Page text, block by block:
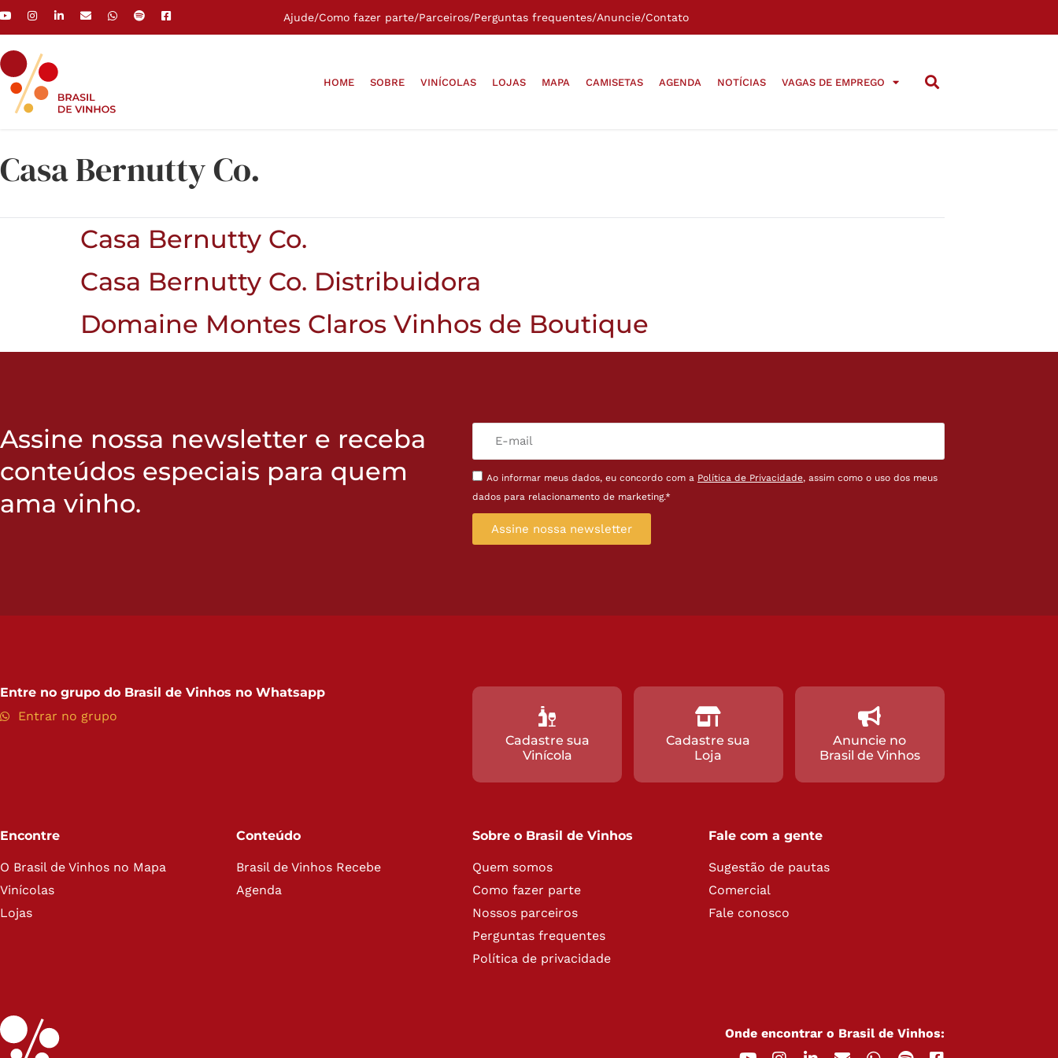
Ajude/Como fazer parte/Parceiros/Perguntas frequentes/Anuncie/Contato
HOME SOBRE VINÍCOLAS LOJAS MAPA CAMISETAS AGENDA NOTÍCIAS VAGAS DE EMPREGO
Casa Bernutty Co.
Casa Bernutty Co.
Casa Bernutty Co. Distribuidora
Domaine Montes Claros Vinhos de Boutique
Assine nossa newsletter e receba
conteúdos especiais para quem
ama vinho.
Ao informar meus dados, eu concordo com a Política de Privacidade, assim como o uso dos meus
dados para relacionamento de marketing.*
Assine nossa newsletter
Entre no grupo do Brasil de Vinhos no Whatsapp
Entrar no grupo
Cadastre sua
Vinícola
Cadastre sua
Loja
Anuncie no
Brasil de Vinhos
Encontre
O Brasil de Vinhos no Mapa
Vinícolas
Lojas
Conteúdo
Brasil de Vinhos Recebe
Agenda
Sobre o Brasil de Vinhos
Quem somos
Como fazer parte
Nossos parceiros
Perguntas frequentes
Política de privacidade
Fale com a gente
Sugestão de pautas
Comercial
Fale conosco
Onde encontrar o Brasil de Vinhos: